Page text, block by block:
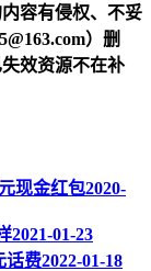
容有侵权、不妥
）删
效资源不在补
现金红包2020-
2021-01-23
话费2022-01-18